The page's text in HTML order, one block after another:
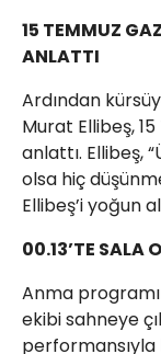
15 TEMMUZ
ANLATTI
Ardından
Murat Ellibeş, 15
anlattı. Ellibeş,
olsa hiç
Ellibeş’i yoğun
00.13’TE SALA
Anma
ekibi sahneye
performansıyla